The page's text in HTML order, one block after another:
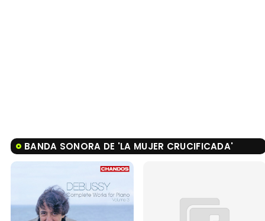
BANDA SONORA DE 'LA MUJER CRUCIFICADA'